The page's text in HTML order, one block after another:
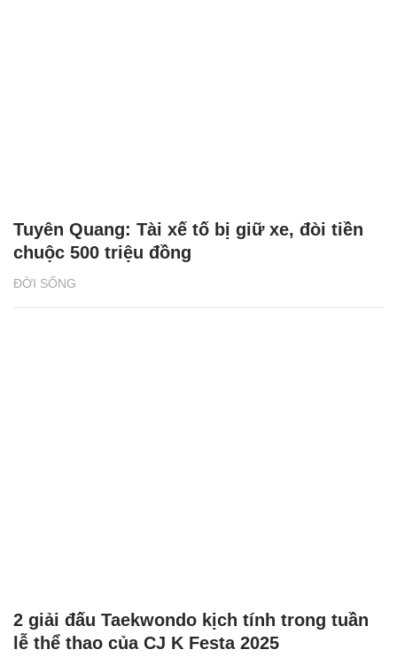
ĐỜI SỐNG
Tuyên Quang: Tài xế tố bị giữ xe, đòi tiền
chuộc 500 triệu đồng
2 giải đấu Taekwondo kịch tính trong tuần
lễ thể thao của CJ K Festa 2025